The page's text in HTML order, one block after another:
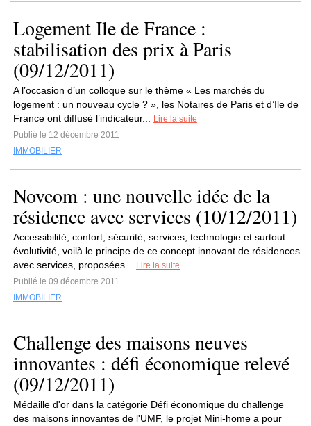
Logement Ile de France :
stabilisation des prix à Paris
(09/12/2011)
A l’occasion d’un colloque sur le thème « Les marchés du
logement : un nouveau cycle ? », les Notaires de Paris et d’Ile de
France ont diffusé l’indicateur...
Lire la suite
Publié le 12 décembre 2011
IMMOBILIER
Noveom : une nouvelle idée de la
résidence avec services (10/12/2011)
Accessibilité, confort, sécurité, services, technologie et surtout
évolutivité, voilà le principe de ce concept innovant de résidences
avec services, proposées...
Lire la suite
Publié le 09 décembre 2011
IMMOBILIER
Challenge des maisons neuves
innovantes : défi économique relevé
(09/12/2011)
Médaille d'or dans la catégorie Défi économique du challenge
des maisons innovantes de l'UMF, le projet Mini-home a pour